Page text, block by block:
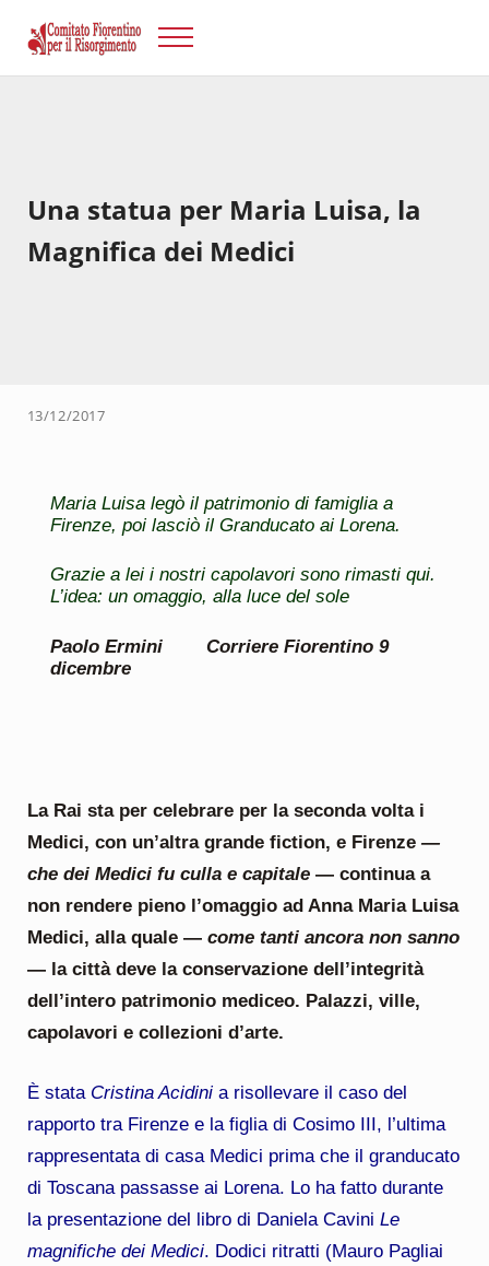
Risorgimento Firenze
Menu
Una statua per Maria Luisa, la
Magnifica dei Medici
13/12/2017
Maria Luisa legò il patrimonio di famiglia a
Firenze, poi lasciò il Granducato ai Lorena.
Grazie a lei i nostri capolavori sono rimasti qui.
L’idea: un omaggio, alla luce del sole
Paolo ErminiCorriere Fiorentino 9
dicembre
La Rai sta per celebrare per la seconda volta i
Medici, con un’altra grande fiction, e Firenze —
che dei Medici fu culla e capitale— continua a
non rendere pieno l’omaggio ad Anna Maria Luisa
Medici, alla quale — come tanti ancora non sanno
— la città deve la conservazione dell’integrità
dell’intero patrimonio mediceo. Palazzi, ville,
capolavori e collezioni d’arte.
È stata Cristina Acidinia risollevare il caso del
rapporto tra Firenze e la figlia di Cosimo III, l’ultima
rappresentata di casa Medici prima che il granducato
di Toscana passasse ai Lorena. Lo ha fatto durante
la presentazione del libro di Daniela Cavini Le
magnifiche dei Medici. Dodici ritratti (Mauro Pagliai